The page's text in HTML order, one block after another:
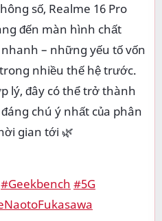
số, Realme 16 Pro
đến màn hình chất
– những yếu tố vốn
nhiều thế hệ trước.
lý, đây có thể trở thành
chú ý nhất của phân
gian tới 🌿
#Geekbench #5G